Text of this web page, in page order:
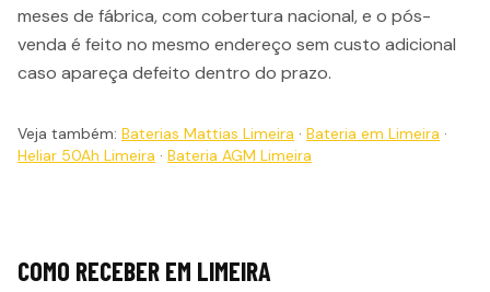
meses de fábrica, com cobertura nacional, e o pós-
venda é feito no mesmo endereço sem custo adicional
caso apareça defeito dentro do prazo.
Veja também: Baterias Mattias Limeira · Bateria em Limeira ·
Heliar 50Ah Limeira · Bateria AGM Limeira
COMO RECEBER EM LIMEIRA